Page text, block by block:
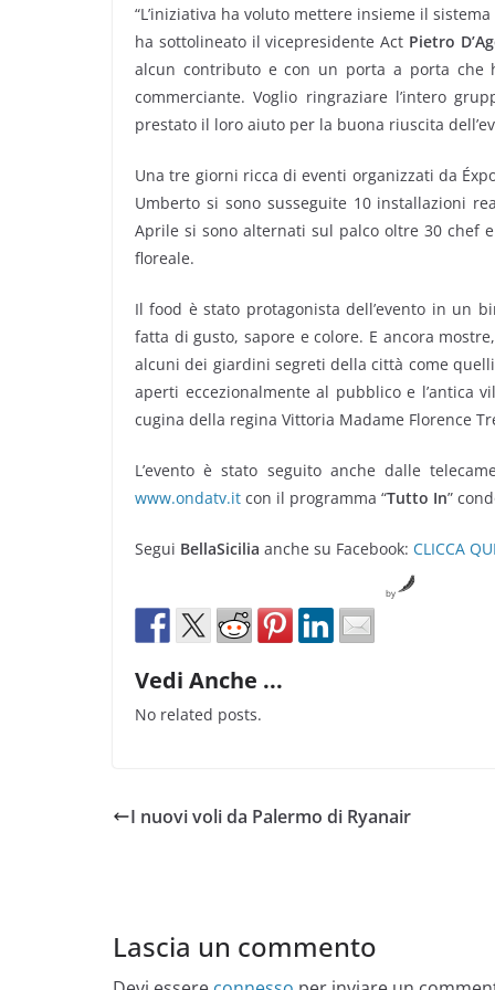
“L’iniziativa ha voluto mettere insieme il
ha sottolineato il vicepresidente Act Pietro
alcun contributo e con un porta a porta che
commerciante. Voglio ringraziare l’intero
prestato il loro aiuto per la buona riuscita
Una tre giorni ricca di eventi organizzati da
Umberto si sono susseguite 10 installazioni
Aprile si sono alternati sul palco oltre 30 chef
floreale.
Il food è stato protagonista dell’evento in un
fatta di gusto, sapore e colore. E ancora
alcuni dei giardini segreti della città come quelli
aperti eccezionalmente al pubblico e l’antica
cugina della regina Vittoria Madame Florence
L’evento è stato seguito anche dalle
www.ondatv.it con il programma “Tutto In”
Segui BellaSicilia anche su Facebook: CLICCA
by
Vedi Anche ...
No related posts.
I nuovi voli da Palermo di Ryanair
Lascia un commento